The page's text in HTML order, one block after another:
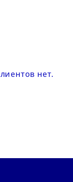
нет.